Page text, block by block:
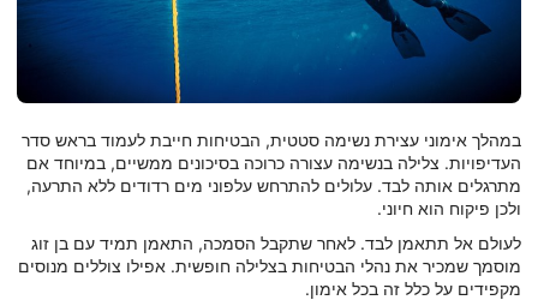
במהלך אימוני עצירת נשימה סטטית, הבטיחות חייבת לעמוד בראש סדר
העדיפויות. צלילה בנשימה עצורה כרוכה בסיכונים ממשיים, במיוחד אם
מתרגלים אותה לבד. עלולים להתרחש עלפוני מים רדודים ללא התרעה,
ולכן פיקוח הוא חיוני.
לעולם אל תתאמן לבד. לאחר שתקבל הסמכה, התאמן תמיד עם בן זוג
מוסמך שמכיר את נהלי הבטיחות בצלילה חופשית. אפילו צוללים מנוסים
מקפידים על כלל זה בכל אימון.